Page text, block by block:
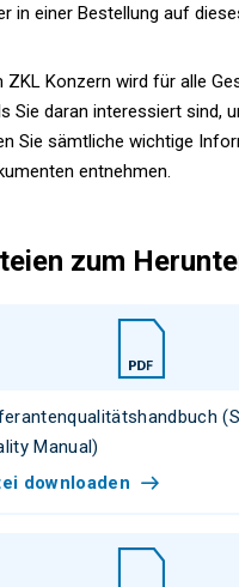
in einer Bestellung auf
ZKL Konzern wird für alle
Sie daran interessiert sind,
Sie sämtliche wichtige
entnehmen.
zum
Manual)
downloaden